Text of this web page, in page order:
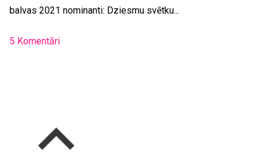
balvas 2021 nominanti: Dziesmu svētku...
5 Komentāri